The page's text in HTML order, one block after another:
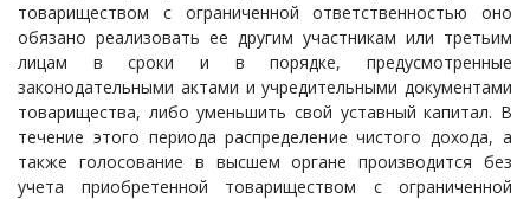
товариществом с ограниченной ответственностью оно
обязано реализовать ее другим участникам или третьим
лицам в сроки и в порядке, предусмотренные
законодательными актами и учредительными документами
товарищества, либо уменьшить свой уставный капитал. В
течение этого периода распределение чистого дохода, а
также голосование в высшем органе производится без
учета приобретенной товариществом с ограниченной